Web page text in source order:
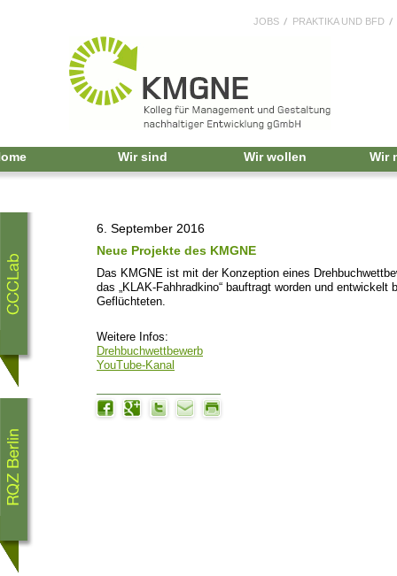
JOBS PRAKTIKA UND BFD
Wir sind Wir wollen Wir
6. September 2016
Neue Projekte des KMGNE
Das KMGNE ist mit der Konzeption eines
das „KLAK-Fahhradkino“ bauftragt worden und entwickelt
Geflüchteten.
Weitere Infos:
Drehbuchwettbewerb
YouTube-Kanal